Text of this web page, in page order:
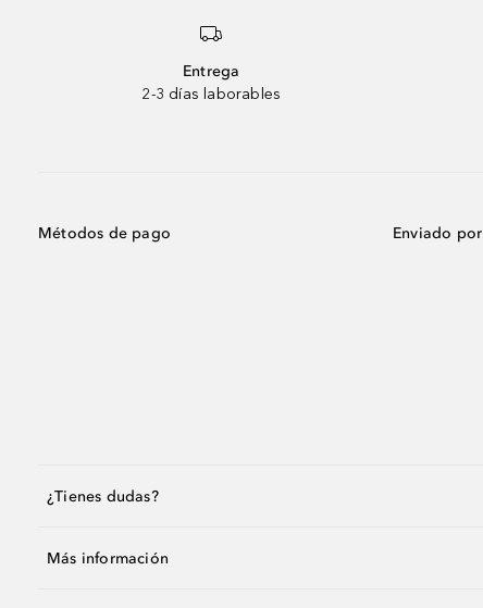
Entrega
2-3 días laborables
Métodos de pago Enviado por
¿Tienes dudas?
Más información